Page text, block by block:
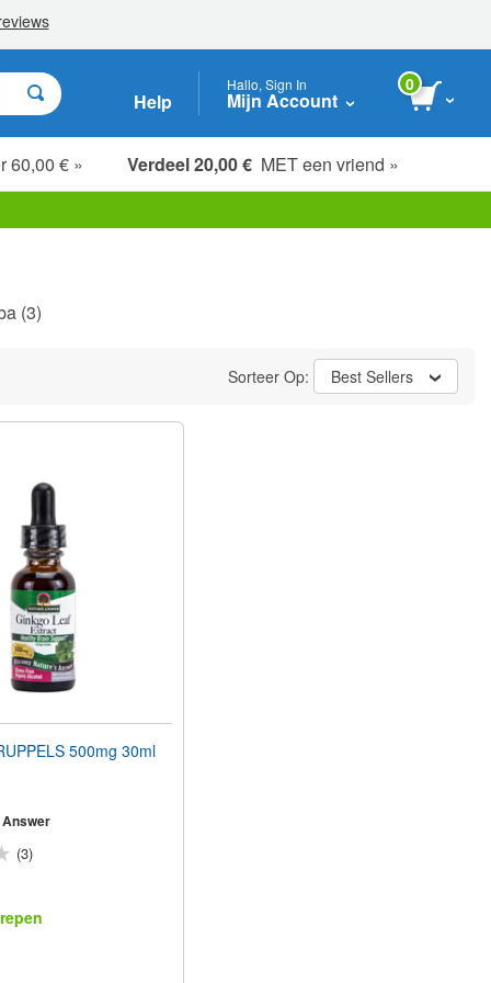
Help
Hallo, Sign In
Mijn Account
0
60,00 € » Verdeel 20,00 € MET een vriend »
(3)
Sorteer Op: Best Sellers
500mg 30ml
(3)